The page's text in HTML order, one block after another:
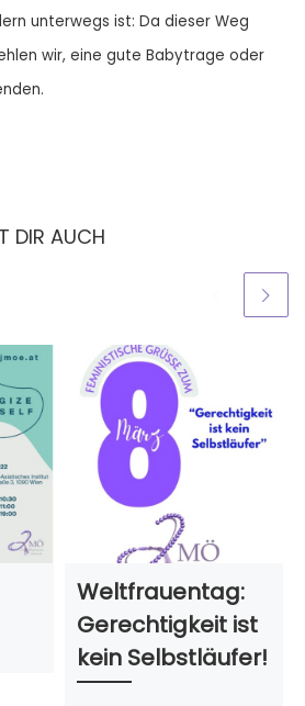
unterwegs ist: Da dieser Weg
wir, eine gute Babytrage oder
DIR AUCH
Weltfrauentag:
Gerechtigkeit ist
kein Selbstläufer!